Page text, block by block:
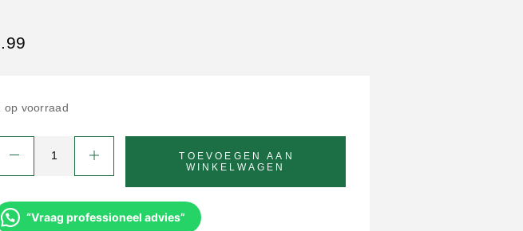
op voorraad
TOEVOEGEN AAN
WINKELWAGEN
“Vraag professioneel advies”